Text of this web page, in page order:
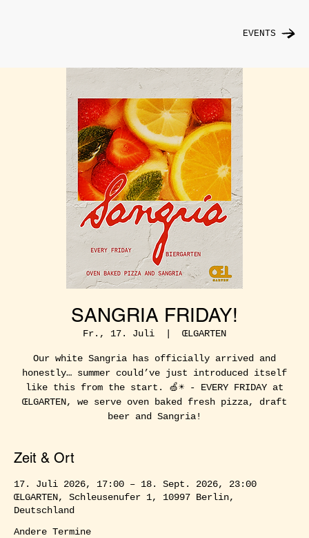
EVENTS
SANGRIA FRIDAY!
Fr., 17. Juli
  |
ŒLGARTEN
Our white Sangria has officially arrived and
honestly… summer could’ve just introduced itself
like this from the start. 🍏☀️ - EVERY FRIDAY at
ŒLGARTEN, we serve oven baked fresh pizza, draft
beer and Sangria!
Zeit & Ort
17. Juli 2026, 17:00 – 18. Sept. 2026, 23:00
ŒLGARTEN, Schleusenufer 1, 10997 Berlin,
Deutschland
Andere Termine